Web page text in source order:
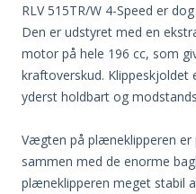
RLV 515TR/W 4-Speed er
Den er udstyret med en
motor på hele 196 cc, som
kraftoverskud. Klippeskjoldet
yderst holdbart og
Vægten på plæneklipperen er
sammen med de enorme
plæneklipperen meget stabil